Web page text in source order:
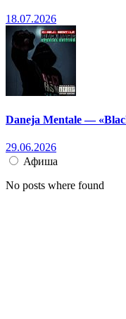
18.07.2026
Daneja Mentale —
29.06.2026
Афиша
No posts where found